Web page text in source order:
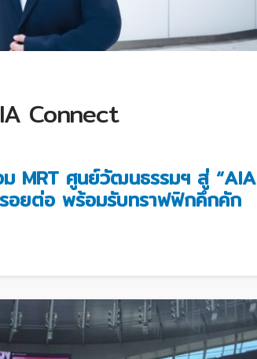
Connect
อม MRT ศูนย์วัฒนธรรมฯ สู่ “AIA
อยต่อ พร้อมรับทราฟฟิกคึกคัก